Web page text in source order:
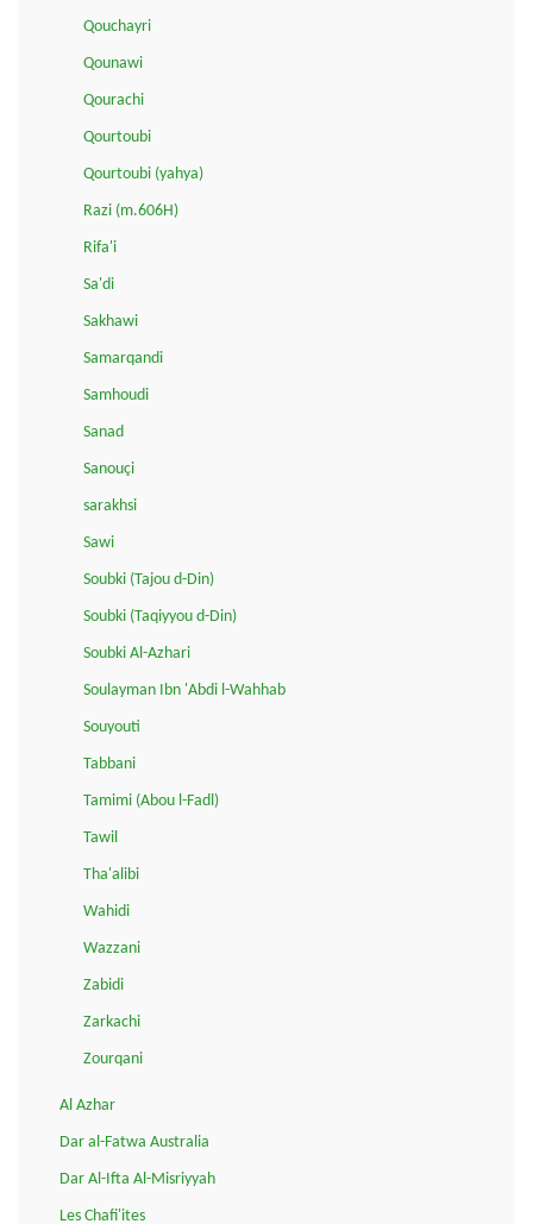
Qouchayri
Qounawi
Qourachi
Qourtoubi
Qourtoubi (yahya)
Razi (m.606H)
Rifa'i
Sa'di
Sakhawi
Samarqandi
Samhoudi
Sanad
Sanouçi
sarakhsi
Sawi
Soubki (Tajou d-Din)
Soubki (Taqiyyou d-Din)
Soubki Al-Azhari
Soulayman Ibn 'Abdi l-Wahhab
Souyouti
Tabbani
Tamimi (Abou l-Fadl)
Tawil
Tha'alibi
Wahidi
Wazzani
Zabidi
Zarkachi
Zourqani
Al Azhar
Dar al-Fatwa Australia
Dar Al-Ifta Al-Misriyyah
Les Chafi'ites